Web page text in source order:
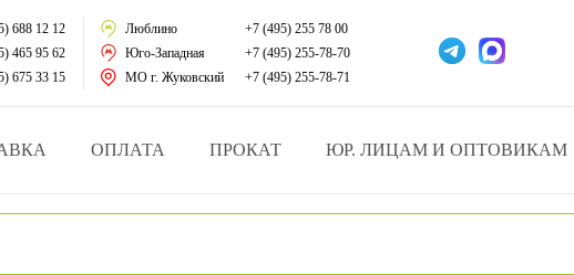
за больными
688 12 12
465 95 62
675 33 15
Люблино
+7 (495) 255 78 00
Юго-Западная
+7 (495) 255-78-70
МО г. Жуковский
+7 (495) 255-78-71
ОПЛАТА ПРОКАТ ЮР. ЛИЦАМ И ОПТОВИКАМ